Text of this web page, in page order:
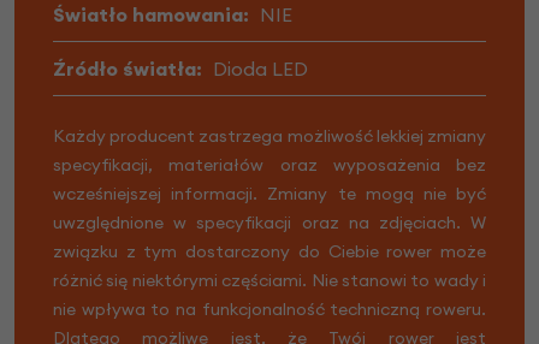
Światło hamowania: NIE
Źródło światła: Dioda LED
Każdy producent zastrzega możliwość lekkiej zmiany
specyfikacji, materiałów oraz wyposażenia bez
wcześniejszej informacji. Zmiany te mogą nie być
uwzględnione w specyfikacji oraz na zdjęciach. W
związku z tym dostarczony do Ciebie rower może
różnić się niektórymi częściami. Nie stanowi to wady i
nie wpływa to na funkcjonalność techniczną roweru.
Dlatego możliwe jest, że Twój rower jest